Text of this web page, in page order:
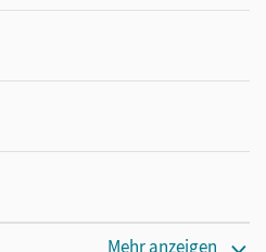
Mehr anzeigen